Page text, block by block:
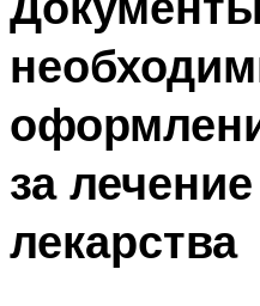
за
лекарства